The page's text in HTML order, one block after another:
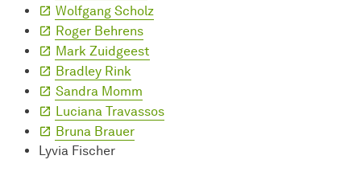
Wolfgang Scholz
Roger Behrens
Mark Zuidgeest
Bradley Rink
Sandra Momm
Luciana Travassos
Bruna Brauer
Lyvia Fischer